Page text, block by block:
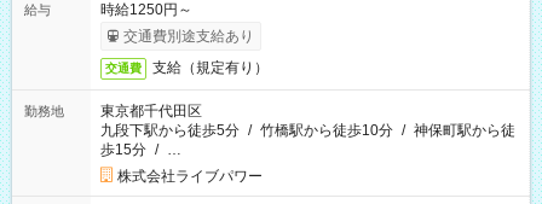
給与
時給1250円～
交通費別途支給あり
交通費 支給（規定有り）
勤務地
東京都千代田区
九段下駅から徒歩5分 / 竹橋駅から徒歩10分 / 神保町駅から徒
歩15分 / …
株式会社ライブパワー